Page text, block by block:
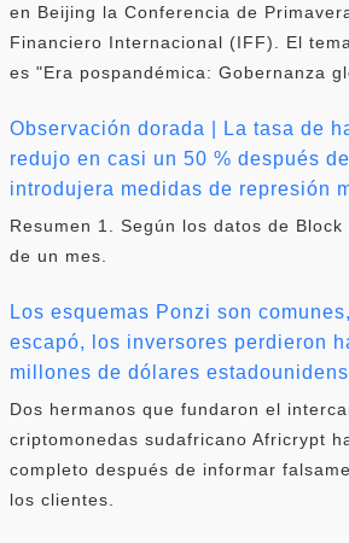
en Beijing la Conferencia de
Financiero Internacional (IFF). El
es "Era pospandémica: Gobernanza
Observación dorada | La tasa de
redujo en casi un 50 % después
introdujera medidas de represión
Resumen 1. Según los datos de
de un mes.
Los esquemas Ponzi son
escapó, los inversores perdieron
millones de dólares
Dos hermanos que fundaron el
criptomonedas sudafricano Africrypt
completo después de informar
los clientes.